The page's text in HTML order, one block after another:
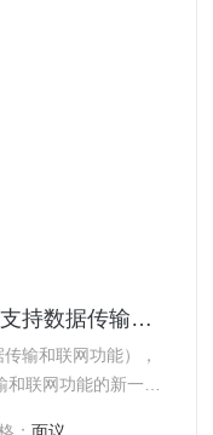
CNY-1217C农药残留检测仪（支持数据传输和联网功能）
输和联网功能），
联网功能的新一代